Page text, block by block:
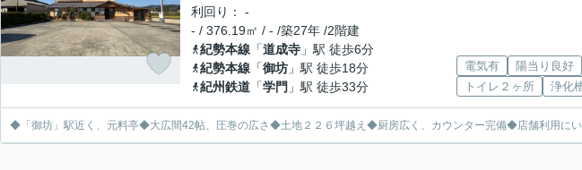
利回り： -
- / 376.19㎡ / - /築27年 /2階建
紀勢本線 「道成寺 」駅 徒歩6分
紀勢本線 「御坊 」駅 徒歩18分
紀州鉄道 「学門 」駅 徒歩33分
電気有 陽当り良好
トイレ２ヶ所
浄化
◆「御坊」駅近く、元料亭◆大広間42帖、圧巻の広さ◆土地２２６坪越え◆厨房広く、カウンター完備◆店舗利用に